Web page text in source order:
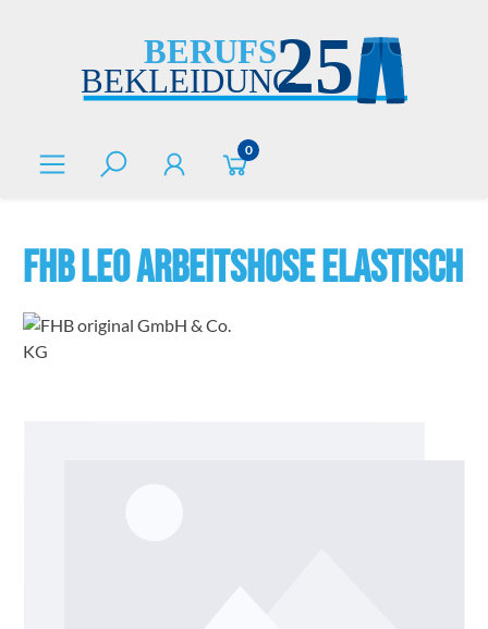
0
FHB LEO Arbeitshose elastisch